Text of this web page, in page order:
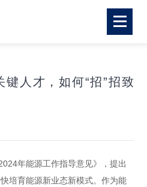
键人才，如何“招”招致
年能源工作指导意见》，提出
培育能源新业态新模式。作为能